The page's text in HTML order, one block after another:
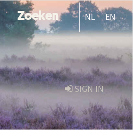
Zoeken NL EN
SIGN IN